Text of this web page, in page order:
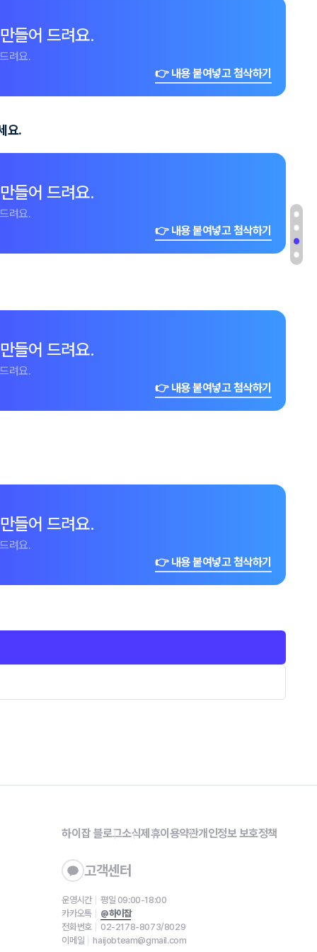
들어 드려요.
려요.
👉 내용 붙여넣고 첨삭하기
요.
들어 드려요.
려요.
👉 내용 붙여넣고 첨삭하기
들어 드려요.
려요.
👉 내용 붙여넣고 첨삭하기
들어 드려요.
려요.
👉 내용 붙여넣고 첨삭하기
하이잡 블로그소식제휴이용약관개인정보 보호정책
고객센터
운영시간
평일 09:00-18:00
카카오톡
@하이잡
전화번호
02-2178-8073/8029
이메일
haijobteam@gmail.com